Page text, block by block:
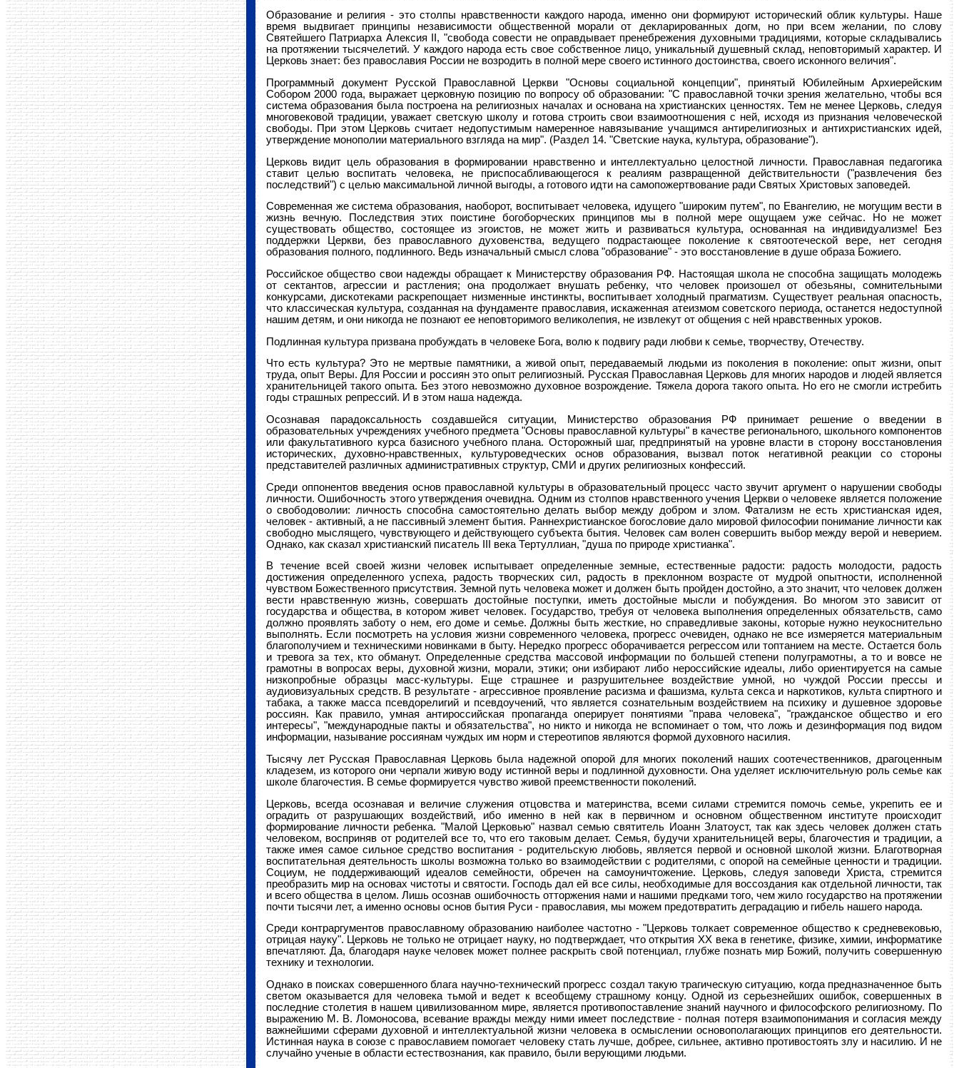
Образование и религия - это столпы нравственности каждого народа, именно они формируют исторический облик культуры. Наше
время выдвигает принципы независимости общественной морали от декларированных догм, но при всем желании, по слову
Святейшего Патриарха Алексия II, "свобода совести не оправдывает пренебрежения духовными традициями, которые складывались
на протяжении тысячелетий. У каждого народа есть свое собственное лицо, уникальный душевный склад, неповторимый характер. И
Церковь знает: без православия России не возродить в полной мере своего истинного достоинства, своего исконного величия".
Программный документ Русской Православной Церкви "Основы социальной концепции", принятый Юбилейным Архиерейским
Собором 2000 года, выражает церковную позицию по вопросу об образовании: "С православной точки зрения желательно, чтобы вся
система образования была построена на религиозных началах и основана на христианских ценностях. Тем не менее Церковь, следуя
многовековой традиции, уважает светскую школу и готова строить свои взаимоотношения с ней, исходя из признания человеческой
свободы. При этом Церковь считает недопустимым намеренное навязывание учащимся антирелигиозных и антихристианских идей,
утверждение монополии материального взгляда на мир". (Раздел 14. "Светские наука, культура, образование").
Церковь видит цель образования в формировании нравственно и интеллектуально целостной личности. Православная педагогика
ставит целью воспитать человека, не приспосабливающегося к реалиям развращенной действительности ("развлечения без
последствий") с целью максимальной личной выгоды, а готового идти на самопожертвование ради Святых Христовых заповедей.
Современная же система образования, наоборот, воспитывает человека, идущего "широким путем", по Евангелию, не могущим вести в
жизнь вечную. Последствия этих поистине богоборческих принципов мы в полной мере ощущаем уже сейчас. Но не может
существовать общество, состоящее из эгоистов, не может жить и развиваться культура, основанная на индивидуализме! Без
поддержки Церкви, без православного духовенства, ведущего подрастающее поколение к святоотеческой вере, нет сегодня
образования полного, подлинного. Ведь изначальный смысл слова "образование" - это восстановление в душе образа Божиего.
Российское общество свои надежды обращает к Министерству образования РФ. Настоящая школа не способна защищать молодежь
от сектантов, агрессии и растления; она продолжает внушать ребенку, что человек произошел от обезьяны, сомнительными
конкурсами, дискотеками раскрепощает низменные инстинкты, воспитывает холодный прагматизм. Существует реальная опасность,
что классическая культура, созданная на фундаменте православия, искаженная атеизмом советского периода, останется недоступной
нашим детям, и они никогда не познают ее неповторимого великолепия, не извлекут от общения с ней нравственных уроков.
Подлинная культура призвана пробуждать в человеке Бога, волю к подвигу ради любви к семье, творчеству, Отечеству.
Что есть культура? Это не мертвые памятники, а живой опыт, передаваемый людьми из поколения в поколение: опыт жизни, опыт
труда, опыт Веры. Для России и россиян это опыт религиозный. Русская Православная Церковь для многих народов и людей является
хранительницей такого опыта. Без этого невозможно духовное возрождение. Тяжела дорога такого опыта. Но его не смогли истребить
годы страшных репрессий. И в этом наша надежда.
Осознавая парадоксальность создавшейся ситуации, Министерство образования РФ принимает решение о введении в
образовательных учреждениях учебного предмета "Основы православной культуры" в качестве регионального, школьного компонентов
или факультативного курса базисного учебного плана. Осторожный шаг, предпринятый на уровне власти в сторону восстановления
исторических, духовно-нравственных, культуроведческих основ образования, вызвал поток негативной реакции со стороны
представителей различных административных структур, СМИ и других религиозных конфессий.
Среди оппонентов введения основ православной культуры в образовательный процесс часто звучит аргумент о нарушении свободы
личности. Ошибочность этого утверждения очевидна. Одним из столпов нравственного учения Церкви о человеке является положение
о свободоволии: личность способна самостоятельно делать выбор между добром и злом. Фатализм не есть христианская идея,
человек - активный, а не пассивный элемент бытия. Раннехристианское богословие дало мировой философии понимание личности как
свободно мыслящего, чувствующего и действующего субъекта бытия. Человек сам волен совершить выбор между верой и неверием.
Однако, как сказал христианский писатель III века Тертуллиан, "душа по природе христианка".
В течение всей своей жизни человек испытывает определенные земные, естественные радости: радость молодости, радость
достижения определенного успеха, радость творческих сил, радость в преклонном возрасте от мудрой опытности, исполненной
чувством Божественного присутствия. Земной путь человека может и должен быть пройден достойно, а это значит, что человек должен
вести нравственную жизнь, совершать достойные поступки, иметь достойные мысли и побуждения. Во многом это зависит от
государства и общества, в котором живет человек. Государство, требуя от человека выполнения определенных обязательств, само
должно проявлять заботу о нем, его доме и семье. Должны быть жесткие, но справедливые законы, которые нужно неукоснительно
выполнять. Если посмотреть на условия жизни современного человека, прогресс очевиден, однако не все измеряется материальным
благополучием и техническими новинками в быту. Нередко прогресс оборачивается регрессом или топтанием на месте. Остается боль
и тревога за тех, кто обманут. Определенные средства массовой информации по большей степени полуграмотны, а то и вовсе не
грамотны в вопросах веры, духовной жизни, морали, этики; они избирают либо нероссийские идеалы, либо ориентируется на самые
низкопробные образцы масс-культуры. Еще страшнее и разрушительнее воздействие умной, но чуждой России прессы и
аудиовизуальных средств. В результате - агрессивное проявление расизма и фашизма, культа секса и наркотиков, культа спиртного и
табака, а также масса псевдорелигий и псевдоучений, что является сознательным воздействием на психику и душевное здоровье
россиян. Как правило, умная антироссийская пропаганда оперирует понятиями "права человека", "гражданское общество и его
интересы", "международные пакты и обязательства", но никто и никогда не вспоминает о том, что ложь и дезинформация под видом
информации, называние россиянам чуждых им норм и стереотипов являются формой духовного насилия.
Тысячу лет Русская Православная Церковь была надежной опорой для многих поколений наших соотечественников, драгоценным
кладезем, из которого они черпали живую воду истинной веры и подлинной духовности. Она уделяет исключительную роль семье как
школе благочестия. В семье формируется чувство живой преемственности поколений.
Церковь, всегда осознавая и величие служения отцовства и материнства, всеми силами стремится помочь семье, укрепить ее и
оградить от разрушающих воздействий, ибо именно в ней как в первичном и основном общественном институте происходит
формирование личности ребенка. "Малой Церковью" назвал семью святитель Иоанн Златоуст, так как здесь человек должен стать
человеком, восприняв от родителей все то, что его таковым делает. Семья, будучи хранительницей веры, благочестия и традиции, а
также имея самое сильное средство воспитания - родительскую любовь, является первой и основной школой жизни. Благотворная
воспитательная деятельность школы возможна только во взаимодействии с родителями, с опорой на семейные ценности и традиции.
Социум, не поддерживающий идеалов семейности, обречен на самоуничтожение. Церковь, следуя заповеди Христа, стремится
преобразить мир на основах чистоты и святости. Господь дал ей все силы, необходимые для воссоздания как отдельной личности, так
и всего общества в целом. Лишь осознав ошибочность отторжения нами и нашими предками того, чем жило государство на протяжении
почти тысячи лет, а именно основы основ бытия Руси - православия, мы можем предотвратить деградацию и гибель нашего народа.
Среди контраргументов православному образованию наиболее частотно - "Церковь толкает современное общество к средневековью,
отрицая науку". Церковь не только не отрицает науку, но подтверждает, что открытия XX века в генетике, физике, химии, информатике
впечатляют. Да, благодаря науке человек может полнее раскрыть свой потенциал, глубже познать мир Божий, получить совершенную
технику и технологии.
Однако в поисках совершенного блага научно-технический прогресс создал такую трагическую ситуацию, когда предназначенное быть
светом оказывается для человека тьмой и ведет к всеобщему страшному концу. Одной из серьезнейших ошибок, совершенных в
последние столетия в нашем цивилизованном мире, является противопоставление знаний научного и философского религиозному. По
выражению М. В. Ломоносова, всевание вражды между ними имеет последствие - полная потеря взаимопонимания и согласия между
важнейшими сферами духовной и интеллектуальной жизни человека в осмыслении основополагающих принципов его деятельности.
Истинная наука в союзе с православием помогает человеку стать лучше, добрее, сильнее, активно противостоять злу и насилию. И не
случайно ученые в области естествознания, как правило, были верующими людьми.